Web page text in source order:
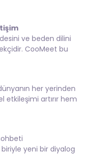
ve beden dilini
CooMeet bu
her yerinden
etkileşimi artırır hem
yeni bir diyalog